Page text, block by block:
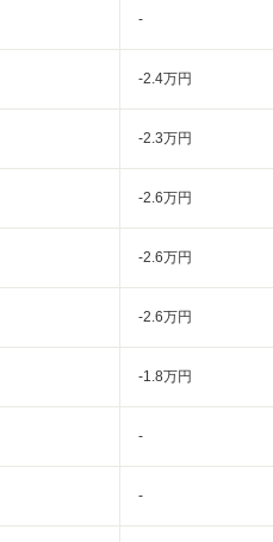
-
-2.4万円
-2.3万円
-2.6万円
-2.6万円
-2.6万円
-1.8万円
-
-